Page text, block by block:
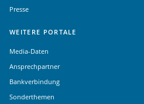
Presse
WEITERE PORTALE
Media-Daten
Ansprechpartner
Bankverbindung
Sonderthemen